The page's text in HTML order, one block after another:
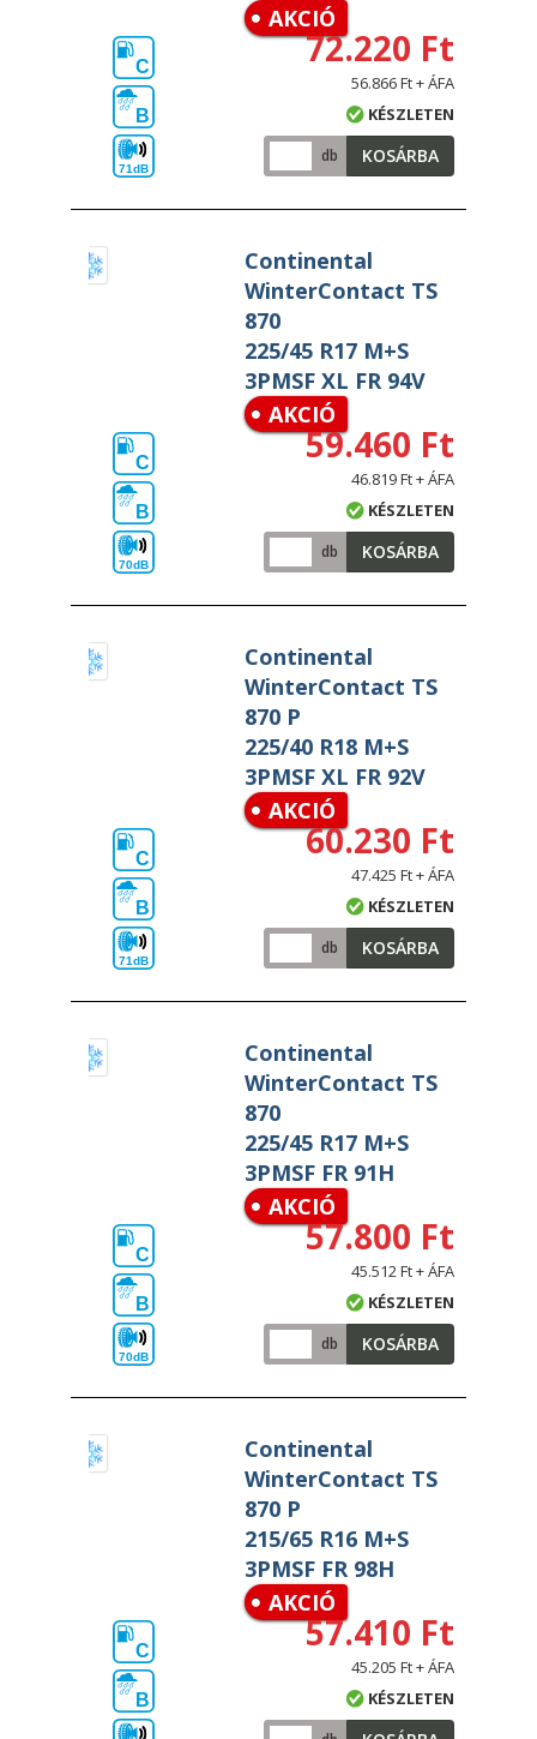
AKCIÓ
C
B
71dB
72.220 Ft
56.866 Ft + ÁFA
KÉSZLETEN
db KOSÁRBA
Continental
WinterContact TS
870
225/45 R17 M+S
3PMSF XL FR 94V
AKCIÓ
C
B
70dB
59.460 Ft
46.819 Ft + ÁFA
KÉSZLETEN
db KOSÁRBA
Continental
WinterContact TS
870 P
225/40 R18 M+S
3PMSF XL FR 92V
AKCIÓ
C
B
71dB
60.230 Ft
47.425 Ft + ÁFA
KÉSZLETEN
db KOSÁRBA
Continental
WinterContact TS
870
225/45 R17 M+S
3PMSF FR 91H
AKCIÓ
C
B
70dB
57.800 Ft
45.512 Ft + ÁFA
KÉSZLETEN
db KOSÁRBA
Continental
WinterContact TS
870 P
215/65 R16 M+S
3PMSF FR 98H
AKCIÓ
C
B
57.410 Ft
45.205 Ft + ÁFA
KÉSZLETEN